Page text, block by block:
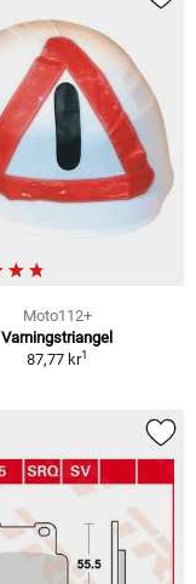
Moto112+
Varningstriangel
87,77 kr1